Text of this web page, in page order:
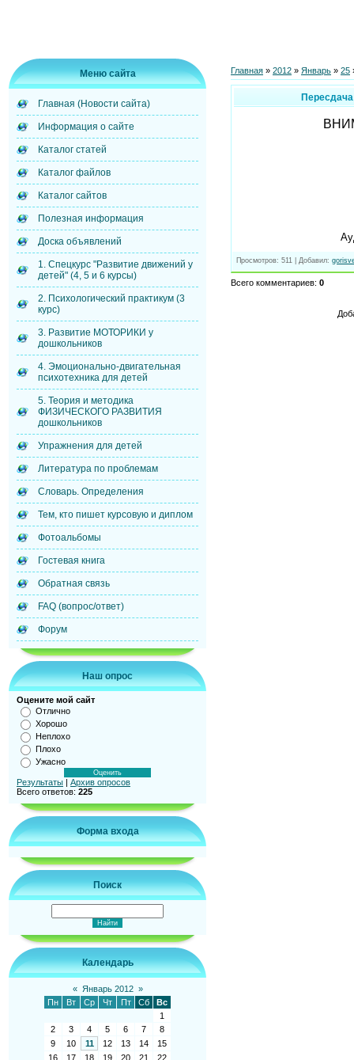
Меню сайта
Главная (Новости сайта)
Информация о сайте
Каталог статей
Каталог файлов
Каталог сайтов
Полезная информация
Доска объявлений
1. Спецкурс "Развитие движений у
детей" (4, 5 и 6 курсы)
2. Психологический практикум (3
курс)
3. Развитие МОТОРИКИ у
дошкольников
4. Эмоционально-двигательная
психотехника для детей
5. Теория и методика
ФИЗИЧЕСКОГО РАЗВИТИЯ
дошкольников
Упражнения для детей
Литература по проблемам
Словарь. Определения
Тем, кто пишет курсовую и диплом
Фотоальбомы
Гостевая книга
Обратная связь
FAQ (вопрос/ответ)
Форум
Наш опрос
Оцените мой сайт
Отлично
Хорошо
Неплохо
Плохо
Ужасно
Результаты | Архив опросов
Всего ответов: 225
Форма входа
Поиск
Календарь
« Январь 2012 »
Пн
Вт Ср Чт Пт Сб
Вс
1
2
3 4 5 6 7
8
9
10 11 12 13 14
15
16
17 18 19 20 21 22
Главная » 2012 » Январь » 25
Пересдача
Просмотров: 511 | Добавил:
Всего комментариев: 0